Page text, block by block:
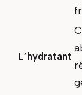
L’hydratant